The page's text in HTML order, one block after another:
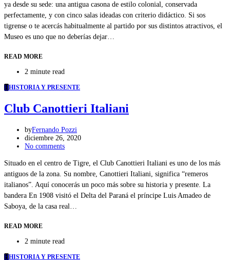
ya desde su sede: una antigua casona de estilo colonial, conservada
perfectamente, y con cinco salas ideadas con criterio didáctico. Si sos
tigrense o te acercás habitualmente al partido por sus distintos atractivos, el
Museo es uno que no deberías dejar…
READ MORE
2 minute read
HHISTORIA Y PRESENTE
Club Canottieri Italiani
byFernando Pozzi
diciembre 26, 2020
No comments
Situado en el centro de Tigre, el Club Canottieri Italiani es uno de los más
antiguos de la zona. Su nombre, Canottieri Italiani, significa “remeros
italianos”. Aquí conocerás un poco más sobre su historia y presente. La
bandera En 1908 visitó el Delta del Paraná el príncipe Luis Amadeo de
Saboya, de la casa real…
READ MORE
2 minute read
HHISTORIA Y PRESENTE